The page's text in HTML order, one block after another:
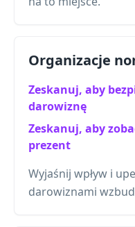
Organizacje
Zeskanuj, aby
darowiznę
Zeskanuj, aby
prezent
Wyjaśnij wpływ i
darowiznami